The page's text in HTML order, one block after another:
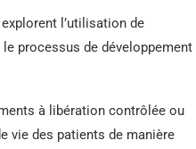
l’utilisation de
processus de développement
à libération contrôlée ou
vie des patients de manière